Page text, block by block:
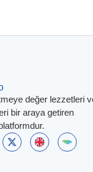
değer lezzetleri
bir araya getiren